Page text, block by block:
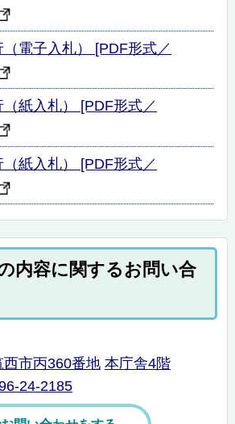
電子入札） [PDF形式／
紙入札） [PDF形式／
紙入札） [PDF形式／
内容に関するお問い合
西市丙360番地 本庁舎4階
24-2185